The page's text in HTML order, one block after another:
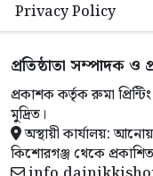
Privacy Policy
প্রতিষ্ঠাতা সম্পাদক
প্রকাশক কর্তৃক রুমা
মুদ্রিত।
অস্থায়ী কার্যালয়:
কিশোরগঞ্জ থেকে